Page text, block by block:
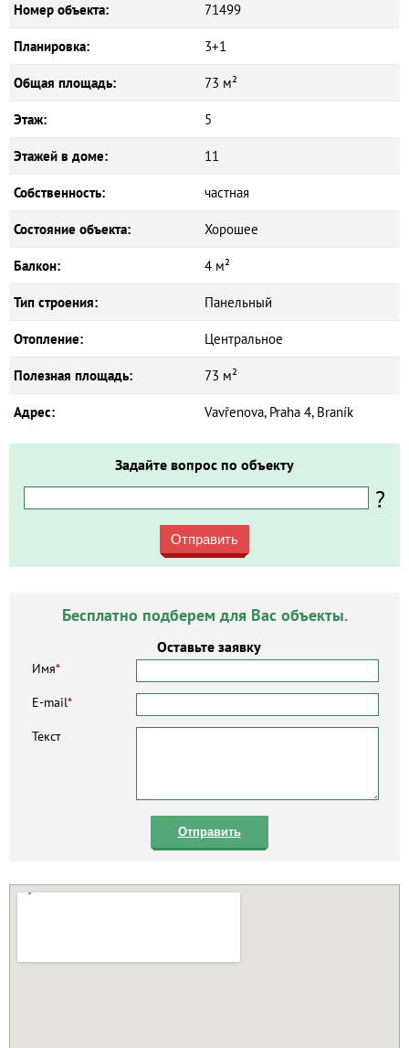
Номер объекта: 71499
Планировка: 3+1
Общая площадь: 73 м²
Этаж: 5
Этажей в доме: 11
Собственность: частная
Состояние объекта: Хорошее
Балкон: 4 м²
Тип строения: Панельный
Отопление: Центральное
Полезная площадь: 73 м²
Адрес: Vavřenova, Praha 4, Braník
Задайте вопрос по объекту
?
Отправить
Бесплатно подберем для Вас объекты.
Оставьте заявку
Имя*
E-mail*
Текст
Отправить